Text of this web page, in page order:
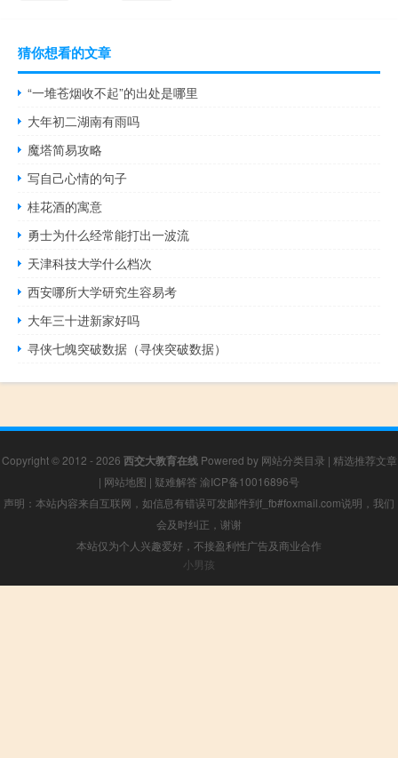
猜你想看的文章
“一堆苍烟收不起”的出处是哪里
大年初二湖南有雨吗
魔塔简易攻略
写自己心情的句子
桂花酒的寓意
勇士为什么经常能打出一波流
天津科技大学什么档次
西安哪所大学研究生容易考
大年三十进新家好吗
寻侠七魄突破数据（寻侠突破数据）
Copyright © 2012 - 2026 西交大教育在线Powered by 网站分类目录 | 精选推荐文章
| 网站地图 | 疑难解答 渝ICP备10016896号
声明：本站内容来自互联网，如信息有错误可发邮件到f_fb#foxmail.com说明，我们
会及时纠正，谢谢
本站仅为个人兴趣爱好，不接盈利性广告及商业合作
小男孩